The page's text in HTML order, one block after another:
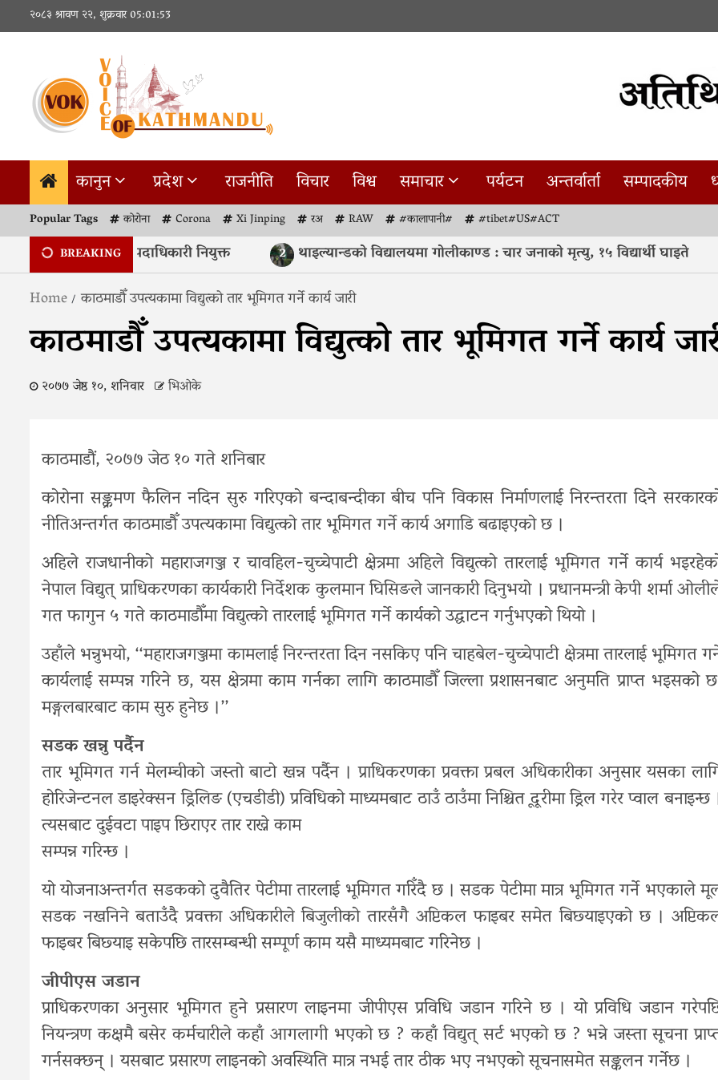
२०८३ श्रावण २२, शुक्रवार05:01:54
कानुन प्रदेश राजनीति विचार विश्व समाचार पर्यटन अन्तर्वार्ता सम्पादकीय
Popular Tags कोरोना Corona Xi Jinping रअ RAW #कालापानी#
#tibet#US#ACT
BREAKING
प्रतिष्ठानहरूमा नयाँ पदाधिकारी नियुक्त थाइल्यान्डको विद्यालयमा गोलीकाण्ड : चार जनाको मृत्यु, १५ विद्यार्थी घाइते
Home काठमाडौँ उपत्यकामा विद्युत्को तार भूमिगत गर्ने कार्य जारी
काठमाडौँ उपत्यकामा विद्युत्को तार भूमिगत गर्ने कार्य
२०७७ जेष्ठ १०, शनिवार भिओके
काठमाडौं, २०७७ जेठ १० गते शनिबार
कोरोना सङ्क्रमण फैलिन नदिन सुरु गरिएको बन्दाबन्दीका बीच पनि विकास निर्माणलाई निरन्तरता दिने
नीतिअन्तर्गत काठमाडौँ उपत्यकामा विद्युत्को तार भूमिगत गर्ने कार्य अगाडि बढाइएको छ ।
अहिले राजधानीको महाराजगञ्ज र चावहिल-चुच्चेपाटी क्षेत्रमा अहिले विद्युत्को तारलाई भूमिगत गर्ने कार्य
नेपाल विद्युत् प्राधिकरणका कार्यकारी निर्देशक कुलमान घिसिङले जानकारी दिनुभयो । प्रधानमन्त्री केपी शर्मा
गत फागुन ५ गते काठमाडौँमा विद्युत्को तारलाई भूमिगत गर्ने कार्यको उद्घाटन गर्नुभएको थियो ।
उहाँले भन्नुभयो, ‘‘महाराजगञ्जमा कामलाई निरन्तरता दिन नसकिए पनि चाहबेल-चुच्चेपाटी क्षेत्रमा तारलाई भूमिगत
कार्यलाई सम्पन्न गरिने छ, यस क्षेत्रमा काम गर्नका लागि काठमाडौँ जिल्ला प्रशासनबाट अनुमति प्राप्त भइसको
मङ्गलबारबाट काम सुरु हुनेछ ।’’
सडक खन्नु पर्दैन
तार भूमिगत गर्न मेलम्चीको जस्तो बाटो खन्न पर्दैन । प्राधिकरणका प्रवक्ता प्रबल अधिकारीका अनुसार यसका
होरिजेन्टनल डाइरेक्सन ड्रिलिङ (एचडीडी) प्रविधिको माध्यमबाट ठाउँ ठाउँमा निश्चित दूूरीमा ड्रिल गरेर प्वाल बनाइन्छ
त्यसबाट दुईवटा पाइप छिराएर तार राख्ने काम
सम्पन्न गरिन्छ ।
यो योजनाअन्तर्गत सडकको दुवैतिर पेटीमा तारलाई भूमिगत गरिँदै छ । सडक पेटीमा मात्र भूमिगत गर्ने भएकाले
सडक नखनिने बताउँदै प्रवक्ता अधिकारीले बिजुलीको तारसँगै अप्टिकल फाइबर समेत बिछ्याइएको छ ।
फाइबर बिछ्याइ सकेपछि तारसम्बन्धी सम्पूर्ण काम यसै माध्यमबाट गरिनेछ ।
जीपीएस जडान
प्राधिकरणका अनुसार भूमिगत हुने प्रसारण लाइनमा जीपीएस प्रविधि जडान गरिने छ । यो प्रविधि जडान
नियन्त्रण कक्षमै बसेर कर्मचारीले कहाँ आगलागी भएको छ ? कहाँ विद्युत् सर्ट भएको छ ? भन्ने जस्ता सूचना
गर्नसक्छन् । यसबाट प्रसारण लाइनको अवस्थिति मात्र नभई तार ठीक भए नभएको सूचनासमेत सङ्कलन गर्नेछ ।